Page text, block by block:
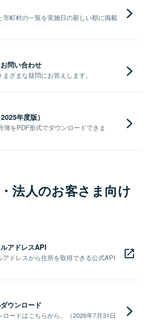
市町村の一覧を実施日の新しい順に掲載
問い合わせ
ざまな疑問にお答えします。
年度版）
簿をPDF形式でダウンロードできま
法人のお客さま向け
アドレスAPI
アドレスから住所を取得できる公式API
ウンロード
ードはこちらから。（2026年7月31日